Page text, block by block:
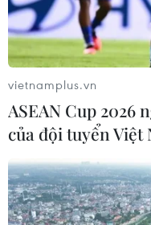
UAE đề nghị bảo
lập Telegram
27/08/2024 23:55
vietnamplus.vn
ASEAN Cup 2026
của đội tuyển Việt